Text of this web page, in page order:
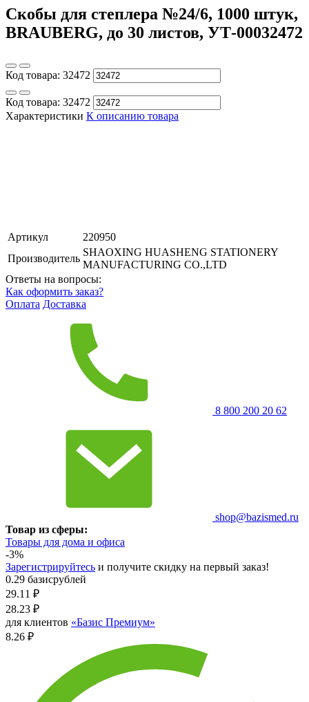
Скобы для степлера №24/6, 1000 штук,
BRAUBERG, до 30 листов, УТ-00032472
Код товара: 32472
Код товара: 32472
Характеристики К описанию товара
Артикул
220950
Производитель
SHAOXING HUASHENG STATIONERY
MANUFACTURING CO.,LTD
Ответы на вопросы:
Как оформить заказ?
Оплата Доставка
8 800 200 20 62
shop@bazismed.ru
Товар из сферы:
Товары для дома и офиса
-3%
Зарегистрируйтесь и получите скидку на первый заказ!
0.29 базисрублей
29.11 ₽
28.23 ₽
для клиентов «Базис Премиум»
8.26 ₽